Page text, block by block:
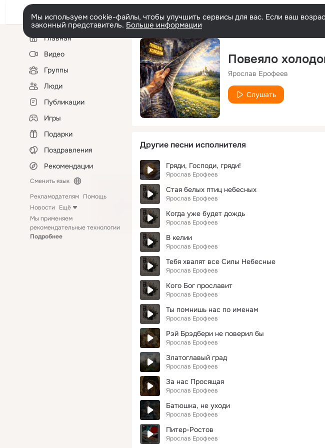
Мы используем cookie-файлы, чтобы улучшить сервисы для вас. Если ваш
законный представитель. Больше информации
Левая
колонкаГлавная
Видео
Группы
Люди
Публикации
Игры
Подарки
Поздравления
Рекомендации
Сменить язык
Рекламодателям Помощь
Новости Ещё
Мы применяем
рекомендательные технологии
Подробнее
Повеяло
Ярослав Ерофеев
Слушать
Другие песни исполнителя
Гряди, Господи, гряди!
Ярослав Ерофеев
Стая белых птиц небесных
Ярослав Ерофеев
Когда уже будет дождь
Ярослав Ерофеев
В келии
Ярослав Ерофеев
Тебя хвалят все Силы Небесные
Ярослав Ерофеев
Кого Бог прославит
Ярослав Ерофеев
Ты помнишь нас по именам
Ярослав Ерофеев
Рэй Брэдбери не поверил бы
Ярослав Ерофеев
Златоглавый град
Ярослав Ерофеев
За нас Просящая
Ярослав Ерофеев
Батюшка, не уходи
Ярослав Ерофеев
Питер-Ростов
Ярослав Ерофеев